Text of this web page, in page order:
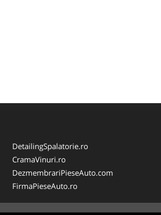
DetailingSpalatorie.ro
CramaVinuri.ro
DezmembrariPieseAuto.com
FirmaPieseAuto.ro